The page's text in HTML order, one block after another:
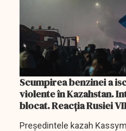
Scumpirea benzinei a
violente în Kazahstan.
blocat. Reacția Rusiei
Președintele kazah